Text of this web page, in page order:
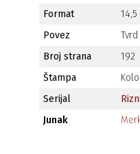
Format
14,5
Povez
Tvrd
Broj strana
192
Štampa
Serijal
Junak